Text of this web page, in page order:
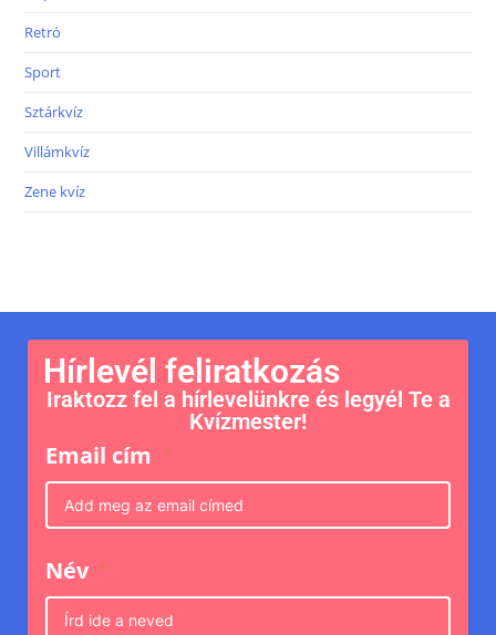
Retró
Sport
Sztárkvíz
Villámkvíz
Zene kvíz
Hírlevél feliratkozás
Iraktozz fel a hírlevelünkre és legyél Te a
Kvízmester!
Email cím
Név